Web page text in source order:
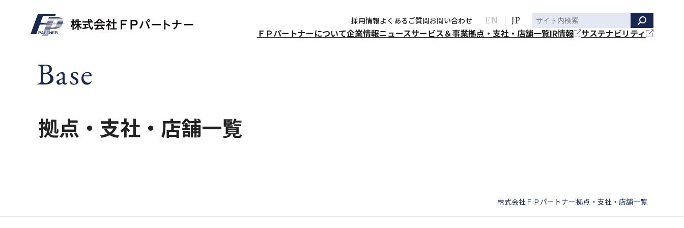
採用情報よくあるご質問お問い合わせ EN JP
ＦＰパートナーについて企業情報ニュースサービス＆事業拠点・支社・店舗一覧IR情報 サステナビリティ
Base
拠点・支社・店舗一覧
株式会社ＦＰパートナー|
拠点・支社・店舗一覧